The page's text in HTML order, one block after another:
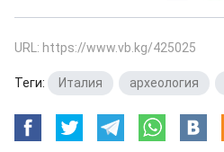
URL: https://www.vb.kg/425025
Теги: Италия археология